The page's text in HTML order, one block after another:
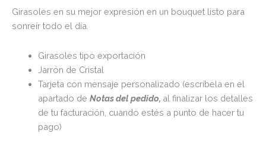
Girasoles en su mejor expresión en un bouquet listo para
sonreír todo el día.
Girasoles tipo exportación
Jarrón de Cristal
Tarjeta con mensaje personalizado (escríbela en el
apartado de Notas del pedido, al finalizar los detalles
de tu facturación, cuando estés a punto de hacer tu
pago)